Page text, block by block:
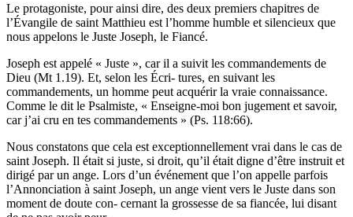
Le protagoniste, pour ainsi dire, des deux premiers chapitres de
l’Évangile de saint Matthieu est l’homme humble et silencieux que
nous appelons le Juste Joseph, le Fiancé.
Joseph est appelé « Juste », car il a suivit les commandements de
Dieu (Mt 1.19). Et, selon les Écri- tures, en suivant les
commandements, un homme peut acquérir la vraie connaissance.
Comme le dit le Psalmiste, « Enseigne-moi bon jugement et savoir,
car j’ai cru en tes commandements » (Ps. 118:66).
Nous constatons que cela est exceptionnellement vrai dans le cas de
saint Joseph. Il était si juste, si droit, qu’il était digne d’être instruit et
dirigé par un ange. Lors d’un événement que l’on appelle parfois
l’Annonciation à saint Joseph, un ange vient vers le Juste dans son
moment de doute con- cernant la grossesse de sa fiancée, lui disant